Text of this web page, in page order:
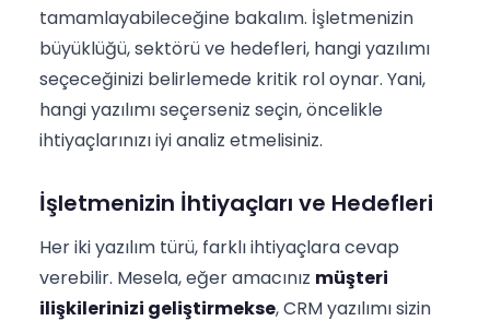
tamamlayabileceğine bakalım. İşletmenizin
büyüklüğü, sektörü ve hedefleri, hangi yazılımı
seçeceğinizi belirlemede kritik rol oynar. Yani,
hangi yazılımı seçerseniz seçin, öncelikle
ihtiyaçlarınızı iyi analiz etmelisiniz.
İşletmenizin İhtiyaçları ve Hedefleri
Her iki yazılım türü, farklı ihtiyaçlara cevap
verebilir. Mesela, eğer amacınız müşteri
ilişkilerinizi geliştirmekse, CRM yazılımı sizin